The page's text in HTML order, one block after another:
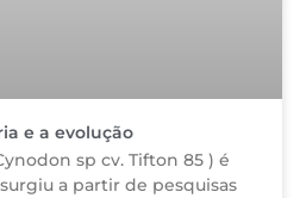
e a evolução
sp cv. Tifton 85 ) é
a partir de pesquisas